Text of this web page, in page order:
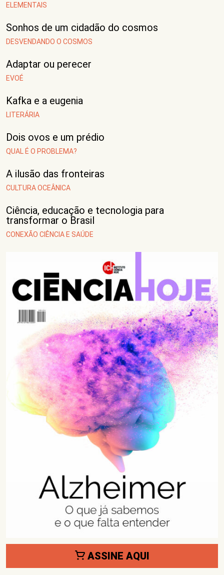
ELEMENTAIS
Sonhos de um cidadão do cosmos
DESVENDANDO O COSMOS
Adaptar ou perecer
EVOÉ
Kafka e a eugenia
LITERÁRIA
Dois ovos e um prédio
QUAL É O PROBLEMA?
A ilusão das fronteiras
CULTURA OCEÂNICA
Ciência, educação e tecnologia para
transformar o Brasil
CONEXÃO CIÊNCIA E SAÚDE
ASSINE AQUI